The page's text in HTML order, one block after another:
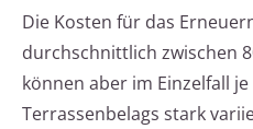
Die Kosten für das
durchschnittlich zwischen
können aber im Einzelfall
Terrassenbelags stark